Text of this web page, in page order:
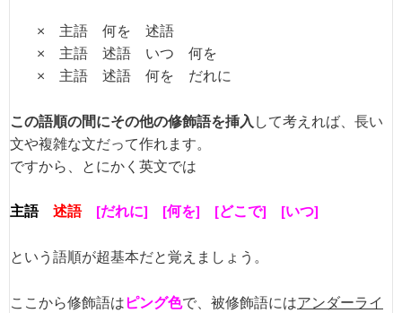
× 主語 何を 述語
× 主語 述語 いつ 何を
× 主語 述語 何を だれに
この語順の間にその他の修飾語を挿入 して考えれば、長い
文や複雑な文だって作れます。
ですから、とにかく英文では
主語 述語 [だれに] [何を] [どこで] [いつ]
という語順が超基本だと覚えましょう。
ここから修飾語は ピング色で、被修飾語にはアンダーライ